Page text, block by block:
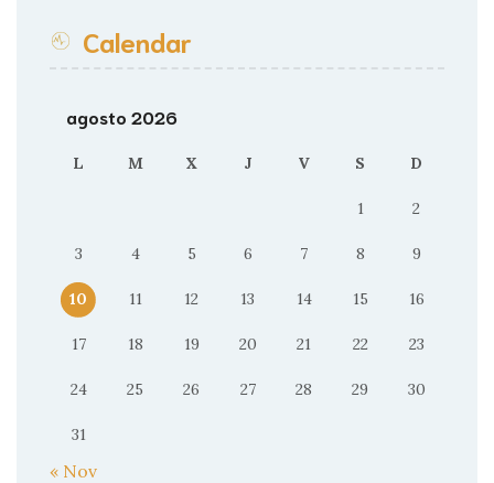
Calendar
agosto 2026
L M X J V S D
1 2
3 4 5 6 7 8 9
10 11 12 13 14 15 16
17 18 19 20 21 22 23
24 25 26 27 28 29 30
31
« Nov